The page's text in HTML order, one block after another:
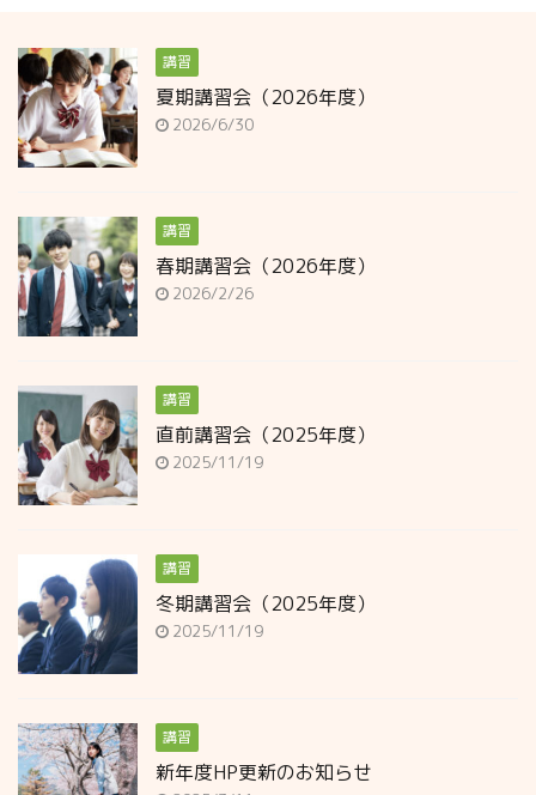
講習
夏期講習会（2026年度）
2026/6/30
講習
春期講習会（2026年度）
2026/2/26
講習
直前講習会（2025年度）
2025/11/19
講習
冬期講習会（2025年度）
2025/11/19
講習
新年度HP更新のお知らせ